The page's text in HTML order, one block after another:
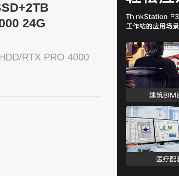
24G
RTX PRO 4000